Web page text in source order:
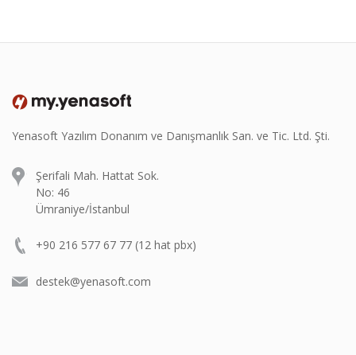
Yenasoft Yazılım Donanım ve Danışmanlık San. ve Tic. Ltd. Şti.
Şerifali Mah. Hattat Sok.
No: 46
Ümraniye/İstanbul
+90 216 577 67 77 (12 hat pbx)
destek@yenasoft.com